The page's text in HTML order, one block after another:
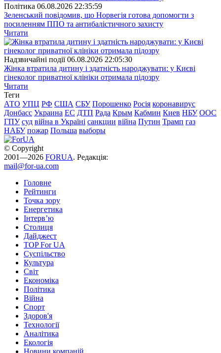
Полiтика 06.08.2026 22:35:59
Зеленський повідомив, що Норвегія готова допомогти з
посиленням ППО та антибалістичного захисту
Читати
Надзвичайні події 06.08.2026 22:05:30
Жінка втратила дитину і здатність народжувати: у Києві
гінеколог приватної клініки отримала підозру
Читати
Теги
АТО УПЦ РФ США СБУ Порошенко Росія коронавирус
Донбасс Украина ЕС ДТП Рада Крым Кабмин Киев НБУ ООС
ГПУ суд війна в Україні санкции війна Путин Трамп газ
НАБУ пожар Польша выборы
© Copyright
2001—2026 FORUA. Редакція:
mail@for-ua.com
Головне
Рейтинги
Точка зору
Енергетика
Інтерв’ю
Столиця
Дайджест
TOP For UA
Суспiльство
Культура
Світ
Економіка
Політика
Війна
Спорт
Здоров'я
Технології
Аналітика
Екологія
Новини компаній